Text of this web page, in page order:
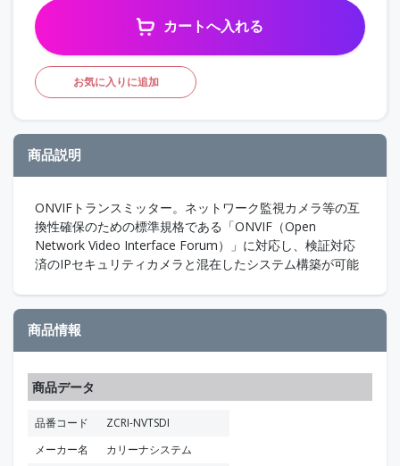
カートへ入れる
お気に入りに追加
商品説明
ONVIFトランスミッター。ネットワーク監視カメラ等の互
換性確保のための標準規格である「ONVIF（Open
Network Video Interface Forum）」に対応し、検証対応
済のIPセキュリティカメラと混在したシステム構築が可能
商品情報
商品データ
品番コード
ZCRI-NVTSDI
メーカー名
カリーナシステム